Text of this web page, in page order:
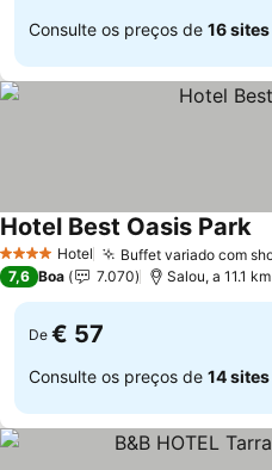
Consulte os preços de 16 sites
4 EstrelasHotel Buffet variado com
Hotel Best Oasis Park
7,6 Boa 7.070 Salou, a 11.1
De € 57
Consulte os preços de 14 sites